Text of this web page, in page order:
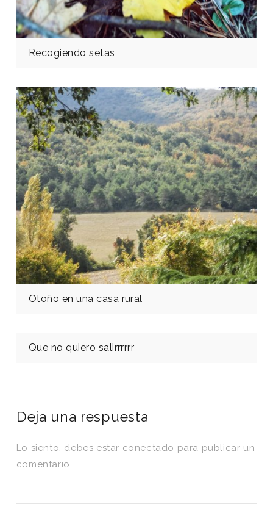
Recogiendo setas
Otoño en una casa rural
Que no quiero salirrrrrr
Deja una respuesta
Lo siento, debes estar conectado para publicar un
comentario.